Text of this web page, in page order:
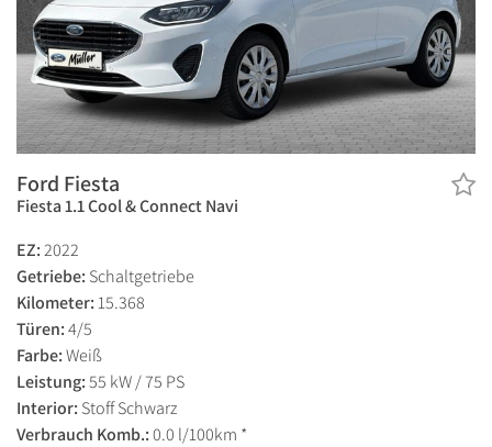
Ford Fiesta
Fiesta 1.1 Cool & Connect Navi
EZ:2022
Getriebe: Schaltgetriebe
Kilometer: 15.368
Türen:4/5
Farbe:Weiß
Leistung:55 kW / 75 PS
Interior: Stoff Schwarz
Verbrauch Komb.:0.0 l/100km *